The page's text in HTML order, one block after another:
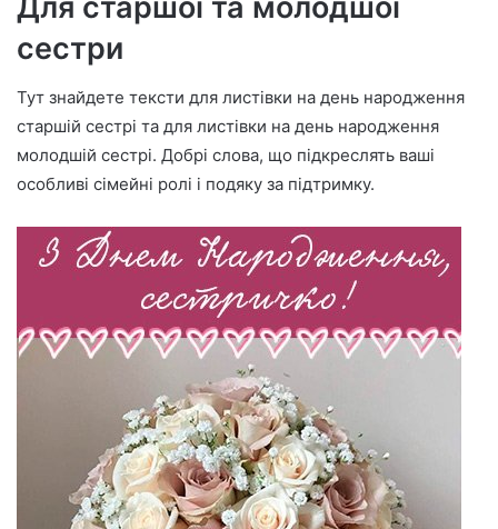
сестри
Тут знайдете тексти для листівки на день народження
старшій сестрі та для листівки на день народження
молодшій сестрі. Добрі слова, що підкреслять ваші
особливі сімейні ролі і подяку за підтримку.